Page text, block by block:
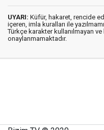
UYARI: Küfür, hakaret, rencide
içeren, imla kuralları ile
Türkçe karakter kullanılmayan
onaylanmamaktadır.